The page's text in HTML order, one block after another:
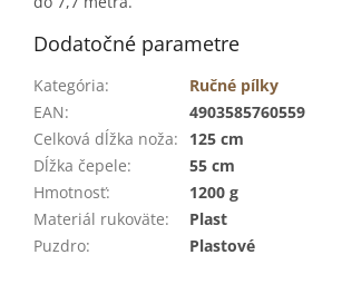
Dodatočné parametre
Kategória:
Ručné pílky
EAN:
4903585760559
Celková dĺžka noža:
125 cm
Dĺžka čepele:
55 cm
Hmotnosť:
1200 g
Materiál rukoväte:
Plast
Puzdro: Plastové